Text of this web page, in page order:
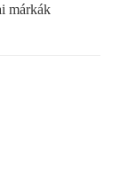
márkák